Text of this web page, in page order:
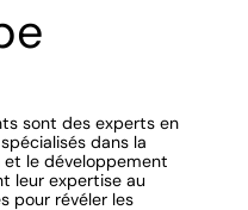
sont des experts en
dans la
et le développement
leur expertise au
pour révéler les